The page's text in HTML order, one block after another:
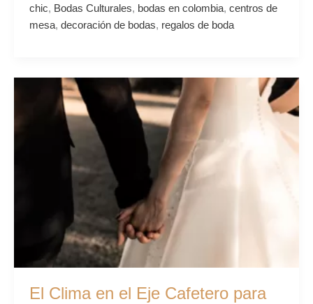
chic, Bodas Culturales, bodas en colombia, centros de
mesa, decoración de bodas, regalos de boda
El Clima en el Eje Cafetero para
Época
y
el